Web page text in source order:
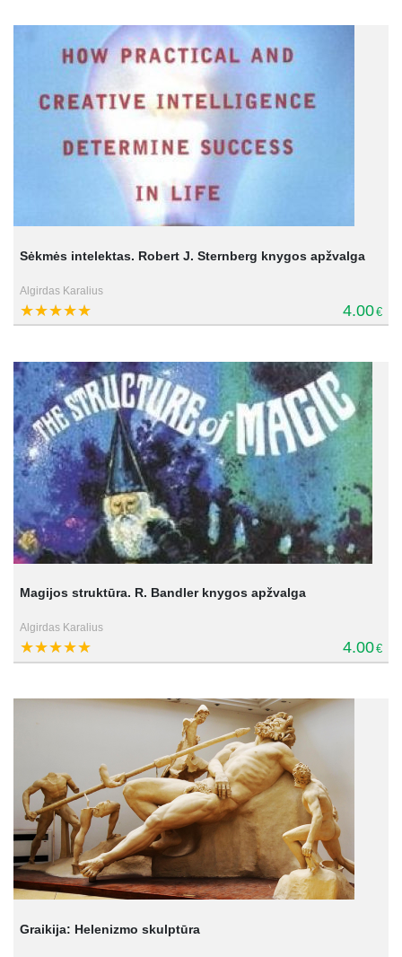
Sėkmės intelektas. Robert J. Sternberg knygos apžvalga
Algirdas Karalius
4.00€
Magijos struktūra. R. Bandler knygos apžvalga
Algirdas Karalius
4.00€
Graikija: Helenizmo skulptūra